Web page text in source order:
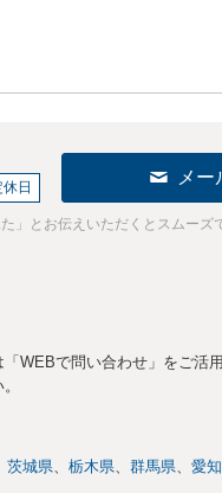
休日 メ
」とお伝えいただくとスムーズ
WEBで問い合わせ」をご活
茨城県 栃木県 群馬県 愛